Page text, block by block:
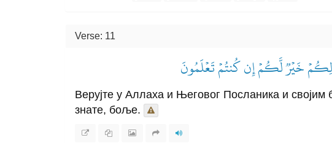
Verse: 11
خَيۡرٞ لَّكُمۡ إِن كُنتُمۡ تَعۡلَمُونَ
Верујте у Аллаха и Његовог Посланика и
знате, боље.